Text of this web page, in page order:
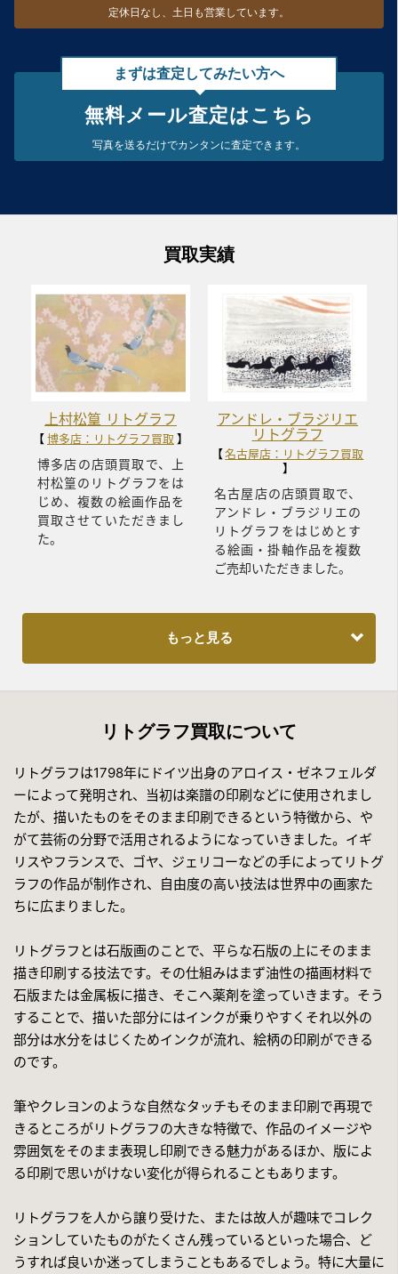
定休日なし、 土日も営業しています。
まずは査定してみたい方へ
無料メール査定はこちら
写真を送るだけでカンタンに査定できます。
買取実績
上村松篁 リトグラフ
博多店：リトグラフ買取
博多店の店頭買取で、上
村松篁のリトグラフをは
じめ、複数の絵画作品を
買取させていただきまし
た。
アンドレ・ブラジリエ
リトグラフ
名古屋店：リトグラフ買取
名古屋店の店頭買取で、
アンドレ・ブラジリエの
リトグラフをはじめとす
る絵画・掛軸作品を複数
ご売却いただきました。
もっと見る
リトグラフ買取について
リトグラフは1798年にドイツ出身のアロイス・ゼネフェルダ
ーによって発明され、当初は楽譜の印刷などに使用されまし
たが、描いたものをそのまま印刷できるという特徴から、や
がて芸術の分野で活用されるようになっていきました。イギ
リスやフランスで、ゴヤ、ジェリコーなどの手によってリトグ
ラフの作品が制作され、自由度の高い技法は世界中の画家た
ちに広まりました。
リトグラフとは石版画のことで、平らな石版の上にそのまま
描き印刷する技法です。その仕組みはまず油性の描画材料で
石版または金属板に描き、そこへ薬剤を塗っていきます。そう
することで、描いた部分にはインクが乗りやすくそれ以外の
部分は水分をはじくためインクが流れ、絵柄の印刷ができる
のです。
筆やクレヨンのような自然なタッチもそのまま印刷で再現で
きるところがリトグラフの大きな特徴で、作品のイメージや
雰囲気をそのまま表現し印刷できる魅力があるほか、版によ
る印刷で思いがけない変化が得られることもあります。
リトグラフを人から譲り受けた、または故人が趣味でコレク
ションしていたものがたくさん残っているといった場合、ど
うすれば良いか迷ってしまうこともあるでしょう。特に大量に